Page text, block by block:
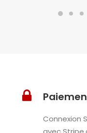
Connexion